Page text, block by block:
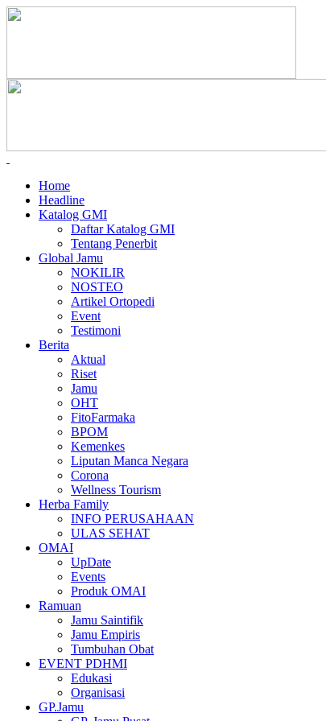
Home
Headline
Katalog GMI
Daftar Katalog GMI
Tentang Penerbit
Global Jamu
NOKILIR
NOSTEO
Artikel Ortopedi
Event
Testimoni
Berita
Aktual
Riset
Jamu
OHT
FitoFarmaka
BPOM
Kemenkes
Liputan Manca Negara
Corona
Wellness Tourism
Herba Family
INFO PERUSAHAAN
ULAS SEHAT
OMAI
UpDate
Events
Produk OMAI
Ramuan
Jamu Saintifik
Jamu Empiris
Tumbuhan Obat
EVENT PDHMI
Edukasi
Organisasi
GP.Jamu